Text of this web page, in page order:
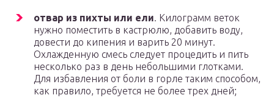
отвар из пихты или ели. Килограмм веток
нужно поместить в кастрюлю, добавить воду,
довести до кипения и варить 20 минут.
Охлажденную смесь следует процедить и пить
несколько раз в день небольшими глотками.
Для избавления от боли в горле таким способом,
как правило, требуется не более трех дней;